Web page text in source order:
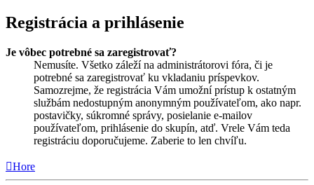
Registrácia a prihlásenie
Je vôbec potrebné sa zaregistrovať?
Nemusíte. Všetko záleží na administrátorovi fóra, či je
potrebné sa zaregistrovať ku vkladaniu príspevkov.
Samozrejme, že registrácia Vám umožní prístup k ostatným
službám nedostupným anonymným používateľom, ako napr.
postavičky, súkromné správy, posielanie e-mailov
používateľom, prihlásenie do skupín, atď. Vrele Vám teda
registráciu doporučujeme. Zaberie to len chvíľu.
Hore